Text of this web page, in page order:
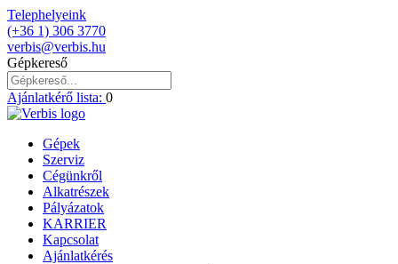
Telephelyeink
(+36 1) 306 3770
verbis@verbis.hu
Gépkereső
Ajánlatkérő lista: 0
Gépek
Szerviz
Cégünkről
Alkatrészek
Pályázatok
KARRIER
Kapcsolat
Ajánlatkérés